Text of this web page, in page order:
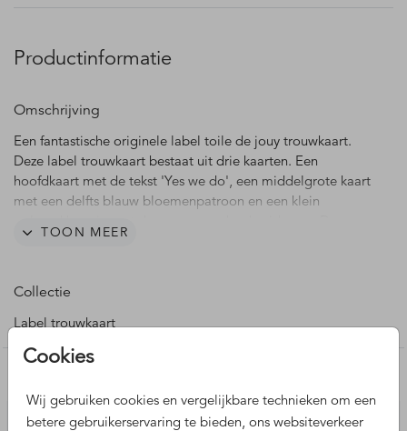
Cookies
Wij gebruiken cookies en vergelijkbare technieken om een
betere gebruikerservaring te bieden, ons websiteverkeer
Productinformatie
Omschrijving
Een fantastische originele label toile de jouy trouwkaart.
Deze label trouwkaart bestaat uit drie kaarten. Een
hoofdkaart met de tekst 'Yes we do', een middelgrote kaart
met een delfts blauw bloemenpatroon en een klein
gehele kaart is in onze online editor naar eigen wens aan te
Formaat grote kaart Yes we do: 11 x 17 cm
Formaat klein boog kaartje: 10 x 5 cm
Kom je er niet uit? We helpen je graag!
TOON MEER
Collectie
Label trouwkaart